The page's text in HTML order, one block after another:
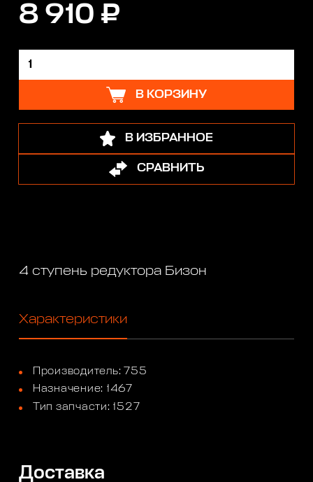
8 910 ₽
В КОРЗИНУ
В ИЗБРАННОЕ
СРАВНИТЬ
4 ступень редуктора Бизон
Характеристики
Производитель: 755
Назначение: 1467
Тип запчасти: 1527
Доставка